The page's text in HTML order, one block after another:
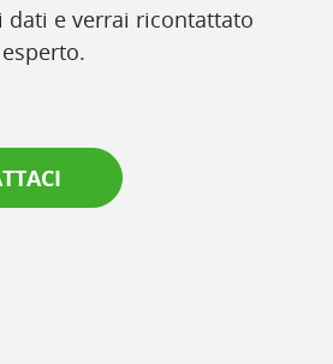
dati e verrai ricontattato